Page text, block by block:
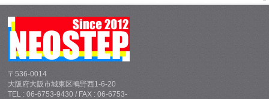
〒536-0014
大阪府大阪市城東区鴫野西1-6-20
TEL : 06-6753-9430 / FAX : 06-6753-